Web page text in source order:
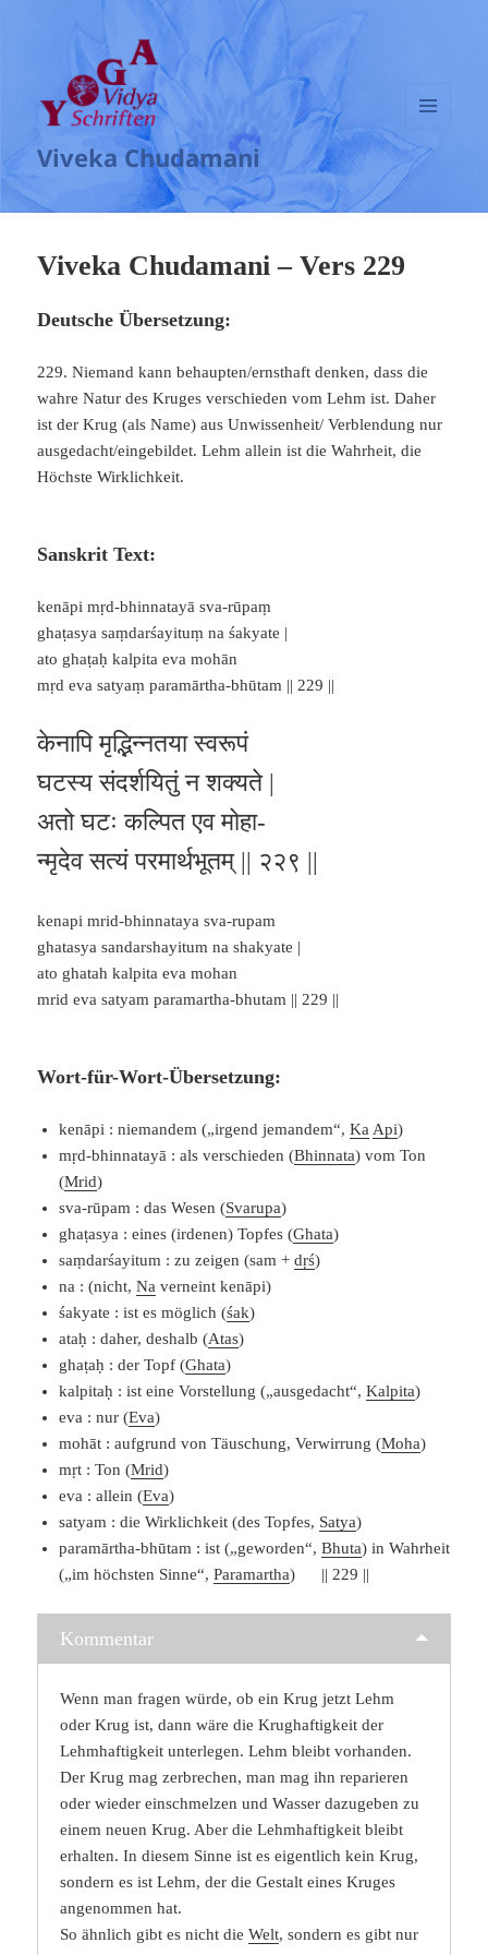
Viveka Chudamani
UND
WIDGETS
Viveka Chudamani – Vers 229
Deutsche Übersetzung:
229. Niemand kann behaupten/ernsthaft denken, dass die
wahre Natur des Kruges verschieden vom Lehm ist. Daher
ist der Krug (als Name) aus Unwissenheit/ Verblendung nur
ausgedacht/eingebildet. Lehm allein ist die Wahrheit, die
Höchste Wirklichkeit.
Sanskrit Text:
kenāpi mṛd-bhinnatayā sva-rūpaṃ
ghaṭasya saṃdarśayituṃ na śakyate |
ato ghaṭaḥ kalpita eva mohān
mṛd eva satyaṃ paramārtha-bhūtam || 229 ||
केनापि मृद्भिन्नतया स्वरूपं
घटस्य संदर्शयितुं न शक्यते |
अतो घटः कल्पित एव मोहा-
न्मृदेव सत्यं परमार्थभूतम् || २२९ ||
kenapi mrid-bhinnataya sva-rupam
ghatasya sandarshayitum na shakyate |
ato ghatah kalpita eva mohan
mrid eva satyam paramartha-bhutam || 229 ||
Wort-für-Wort-Übersetzung:
kenāpi : niemandem („irgend jemandem“,Ka Api)
mṛd-bhinnatayā : als verschieden (Bhinnata) vom Ton
(Mrid)
sva-rūpam : das Wesen (Svarupa)
ghaṭasya : eines (irdenen) Topfes (Ghata)
saṃdarśayitum : zu zeigen (sam +dṛś)
na : (nicht,Na verneint kenāpi)
śakyate : ist es möglich (śak)
ataḥ : daher, deshalb (Atas)
ghaṭaḥ : der Topf (Ghata)
kalpitaḥ : ist eine Vorstellung („ausgedacht“,Kalpita)
eva : nur (Eva)
mohāt : aufgrund von Täuschung, Verwirrung (Moha)
mṛt : Ton (Mrid)
eva : allein (Eva)
satyam : die Wirklichkeit (des Topfes, Satya)
paramārtha-bhūtam : ist („geworden“,Bhuta) in Wahrheit
(„im höchsten Sinne“,Paramartha) || 229 ||
Kommentar
Wenn man fragen würde, ob ein Krug jetzt Lehm
oder Krug ist, dann wäre die Krughaftigkeit der
Lehmhaftigkeit unterlegen. Lehm bleibt vorhanden.
Der Krug mag zerbrechen, man mag ihn reparieren
oder wieder einschmelzen und Wasser dazugeben zu
einem neuen Krug. Aber die Lehmhaftigkeit bleibt
erhalten. In diesem Sinne ist es eigentlich kein Krug,
sondern es ist Lehm, der die Gestalt eines Kruges
angenommen hat.
So ähnlich gibt es nicht dieWelt, sondern es gibt nur